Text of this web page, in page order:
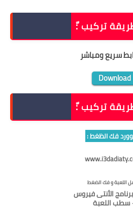
تركيب :ّ
سريع ومباشر
Download
تركيب :ّ
فك الظغط :
اللعبة و فك الضغط
الأنتى فيروس
سطب اللعبة